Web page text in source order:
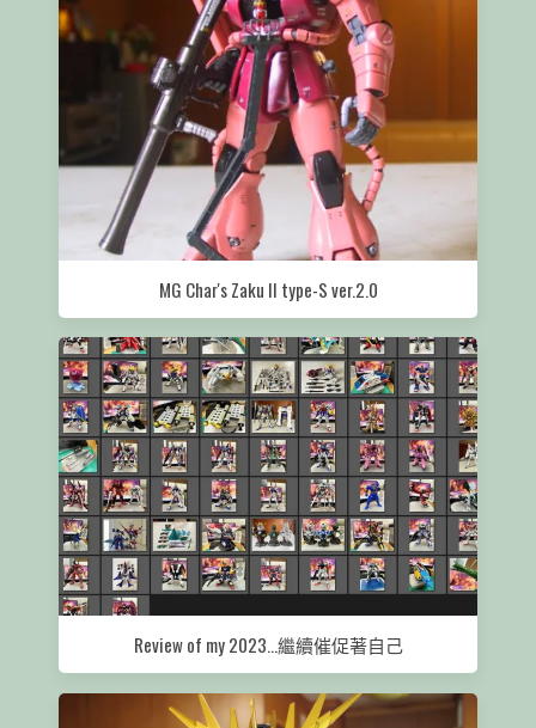
MG Char's Zaku II type-S ver.2.0
Review of my 2023…繼續催促著自己